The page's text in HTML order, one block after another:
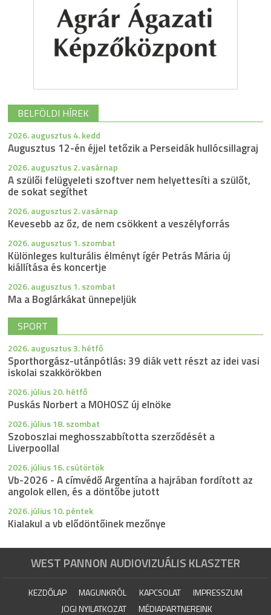
BELFÖLDI HÍREK
2026. augusztus 4. kedd
Augusztus 12-én éjjel tetőzik a Perseidák hullócsillagraj
2026. augusztus 2. vasárnap
A szülői felügyeleti szoftver nem helyettesíti a szülőt,
de sokat segíthet
2026. augusztus 2. vasárnap
Kevesebb az őz, de nem csökkent a veszélyforrás
2026. augusztus 1. szombat
Különleges kulturális élményt ígér Petrás Mária új
kiállítása és koncertje
2026. augusztus 1. szombat
Ma a Boglárkákat ünnepeljük
SPORT
2026. augusztus 3. hétfő
Sporthorgász-utánpótlás: 39 diák vett részt az idei vasi
iskolai szakkörökben
2026. július 20. hétfő
Puskás Norbert a MOHOSZ új elnöke
2026. július 18. szombat
Szoboszlai meghosszabbította szerződését a
Liverpoollal
2026. július 16. csütörtök
Vb-2026 - A címvédő Argentína a hajrában fordított az
angolok ellen, és a döntőbe jutott
2026. július 10. péntek
Kialakul a vb elődöntőinek mezőnye
WEST PANNON AUDIOVIZUÁLIS KLASZTER
KEZDŐLAP MAGUNKRÓL KAPCSOLAT
IMPRESSZUM
JOGI NYILATKOZAT
MÉDIAPARTNEREINK